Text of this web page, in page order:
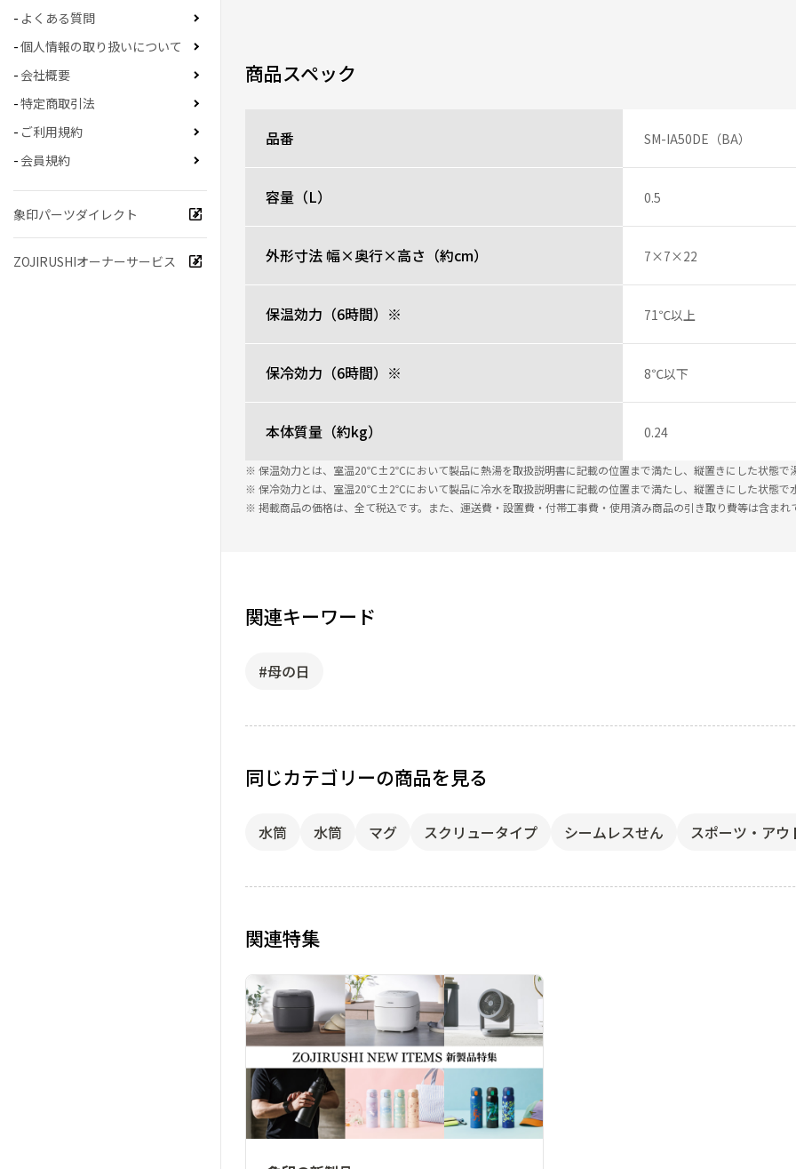
商品スペック
品番 SM-IA50DE（BA）
容量（L） 0.5
外形寸法 幅×奥行×高さ（約cm） 7×7×22
保温効力（6時間）※ 71℃以上
保冷効力（6時間）※ 8℃以下
本体質量（約kg） 0.24
※ 保温効力とは、室温20℃±2℃において製品に熱湯を取扱説明書に記載の位置まで満たし、縦置きにした状態
※ 保冷効力とは、室温20℃±2℃において製品に冷水を取扱説明書に記載の位置まで満たし、縦置きにした状態
※ 掲載商品の価格は、全て税込です。また、運送費・設置費・付帯工事費・使用済み商品の引き取り費等は含まれ
関連キーワード
#母の日
同じカテゴリーの商品を見る
水筒 水筒 マグ スクリュータイプ シームレスせん スポーツ・アウ
関連特集
よくある質問
個人情報の取り扱いについて
会社概要
特定商取引法
ご利用規約
会員規約
象印パーツダイレクト
ZOJIRUSHIオーナーサービス